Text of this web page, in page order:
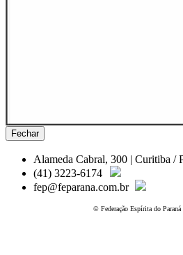
Fechar
Alameda Cabral, 300 | Curitiba /
(41) 3223-6174
fep@feparana.com.br
© Federação Espírita do